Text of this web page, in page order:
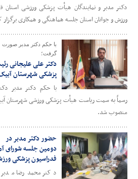
دکتر مدبر و نمایندگان هیأت پزشکی ورزشی استان
ورزش و جوانان استان جلسه هماهنگی و همکاری برگزار
با حکم دکتر مدبر صورت
گرفت؛
دکتر علی علیجانی
پزشکی شهرستان
با حکم دکتر مدبر
رسماً به سمت ریاست هیأت پزشکی ورزشی شهرستان
منصوب شد.
حضور دکتر مدبر در
دومین جلسه شورای
فدراسیون پزشکی
دکتر محمدرضا